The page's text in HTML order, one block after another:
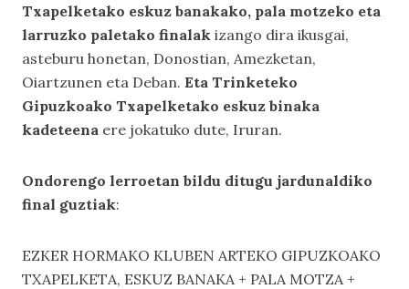
Txapelketako eskuz banakako, pala motzeko eta
larruzko paletako finalak izango dira ikusgai,
asteburu honetan, Donostian, Amezketan,
Oiartzunen eta Deban. Eta Trinketeko
Gipuzkoako Txapelketako eskuz binaka
kadeteena ere jokatuko dute, Iruran.
Ondorengo lerroetan bildu ditugu jardunaldiko
final guztiak:
EZKER HORMAKO KLUBEN ARTEKO GIPUZKOAKO
TXAPELKETA, ESKUZ BANAKA + PALA MOTZA +